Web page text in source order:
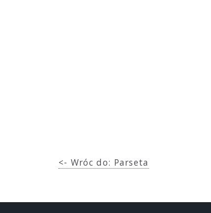
<- Wróc do: Parseta